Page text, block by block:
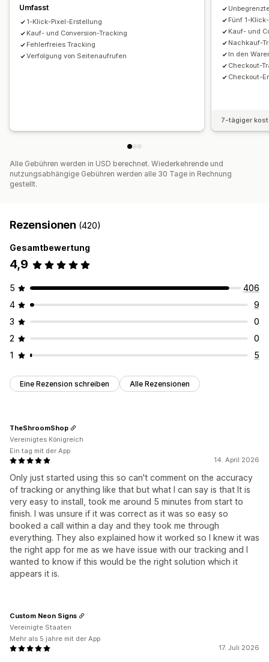
Umfasst
1-Klick-Pixel-Erstellung
Kauf- und Conversion-Tracking
Fehlerfreies Tracking
Verfolgung von Seitenaufrufen
Fünf 1-
Kauf- und
Nachkauf-
In den
Checkout-
Checkout-
7-tägiger
Alle Gebühren werden in USD berechnet. Wiederkehrende und
nutzungsabhängige Gebühren werden alle 30 Tage in Rechnung
gestellt.
Rezensionen (420)
Gesamtbewertung
4,9
5
406
4
9
3
0
2
0
1
5
Eine Rezension schreiben Alle Rezensionen
14. April 2026
Only just started using this so can't comment on the accuracy
of tracking or anything like that but what I can say is that It is
very easy to install, took me around 5 minutes from start to
finish. I was unsure if it was correct as it was so easy so
booked a call within a day and they took me through
everything. They also explained how it worked so I knew it was
the right app for me as we have issue with our tracking and I
wanted to know if this would be the right solution which it
appears it is.
TheShroomShop
Vereinigtes Königreich
Ein tag mit der App
17. Juli 2026
Custom Neon Signs
Vereinigte Staaten
Mehr als 5 jahre mit der App